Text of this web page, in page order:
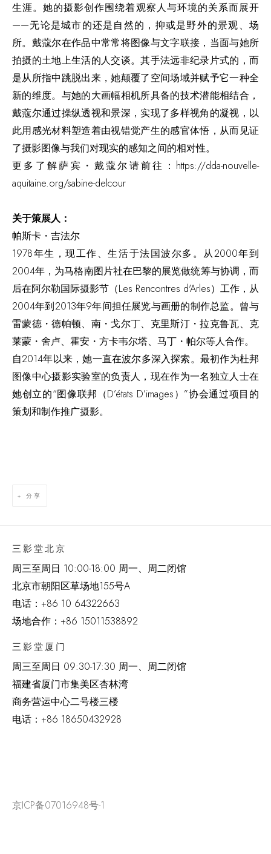
生涯。她的摄影创作围绕着观察人与环境的关系而展开
——无论是城市的还是自然的，抑或是野外的景观、场
所。戴蔻尔在作品中常常将图像与文字联接，当面与她所
拍摄的土地上生活的人交谈。其手法远非纪录片式的，而
是从所指中跳脱出来，她颠覆了空间场域并赋予它一种全
新的维度。与她的大画幅相机所具备的技术潜能相结合，
戴蔻尔通过操纵透视和景深，实现了多样视角的凝视，以
此用感光材料塑造着由视错觉产生的感官体悟，从而见证
了摄影图像与我们对现实的感知之间的相对性。
更多了解萨宾・戴蔻尔请前往：https://dda-nouvelle-
aquitaine.org/sabine-delcour
关于策展人：
帕斯卡 ・ 吉法尔
1978年生，现工作、生活于法国波尔多。从2000年到
2004年，为马格南图片社在巴黎的展览做统筹与协调，而
后在阿尔勒国际摄影节（Les Rencontres d'Arles）工作，从
2004年到2013年9年间担任展览与画册的制作总监。曾与
雷蒙德 ・德帕顿、南 ・戈尔丁、克里斯汀 ・拉克鲁瓦、克
莱蒙 ・ 舍卢、霍安 ・ 方卡韦尔塔、马丁 ・ 帕尔等人合作。
自2014年以来，她一直在波尔多深入探索。最初作为杜邦
图像中心摄影实验室的负责人，现在作为一名独立人士在
她创立的“图像联邦（D’états D’images）”协会通过项目的
策划和制作推广摄影。
分享
三影堂北京
周三至周日 10:00-18:00 周一、周二闭馆
北京市朝阳区草场地155号A
电话： +86 10 64322663
场地合作：+86 15011538892
三影堂厦门
周三至周日 09:30-17:30 周一、周二闭馆
福建省厦门市集美区杏林湾
商务营运中心二号楼三楼
电话： +86 18650432928
京ICP备07016948号-1